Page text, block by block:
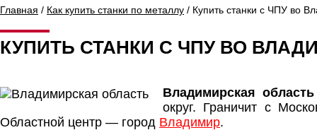
Главная / Как купить станки по металлу / Купить станки с ЧПУ во
КУПИТЬ СТАНКИ С ЧПУ ВО
Владимирская область
округ. Граничит с
Областной центр — город Владимир.